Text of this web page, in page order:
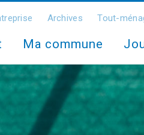
Archives Tout-
Ma commune